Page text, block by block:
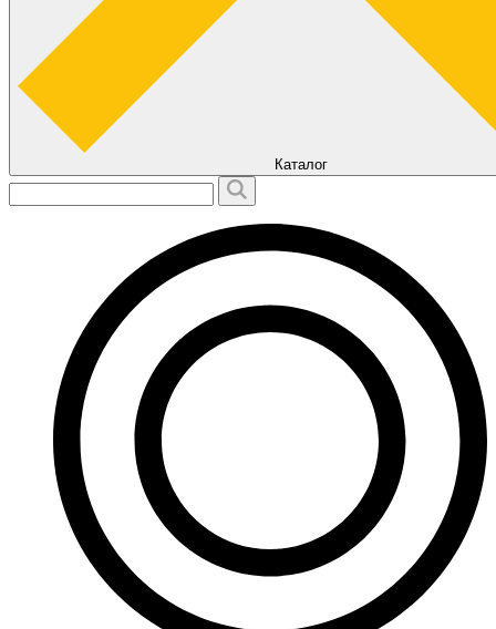
Каталог